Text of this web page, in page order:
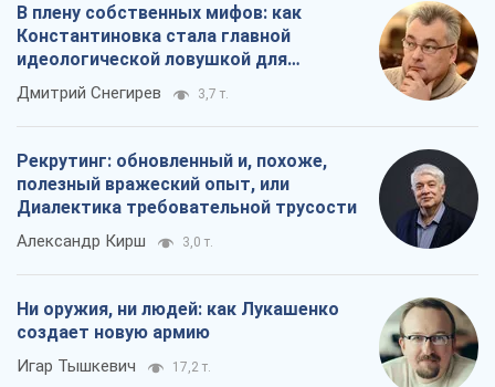
В плену собственных мифов: как
Константиновка стала главной
идеологической ловушкой для
российских оккупантов
Дмитрий Снегирев 3,7 т.
Рекрутинг: обновленный и, похоже,
полезный вражеский опыт, или
Диалектика требовательной трусости
Александр Кирш 3,0 т.
Ни оружия, ни людей: как Лукашенко
создает новую армию
Игар Тышкевич 17,2 т.